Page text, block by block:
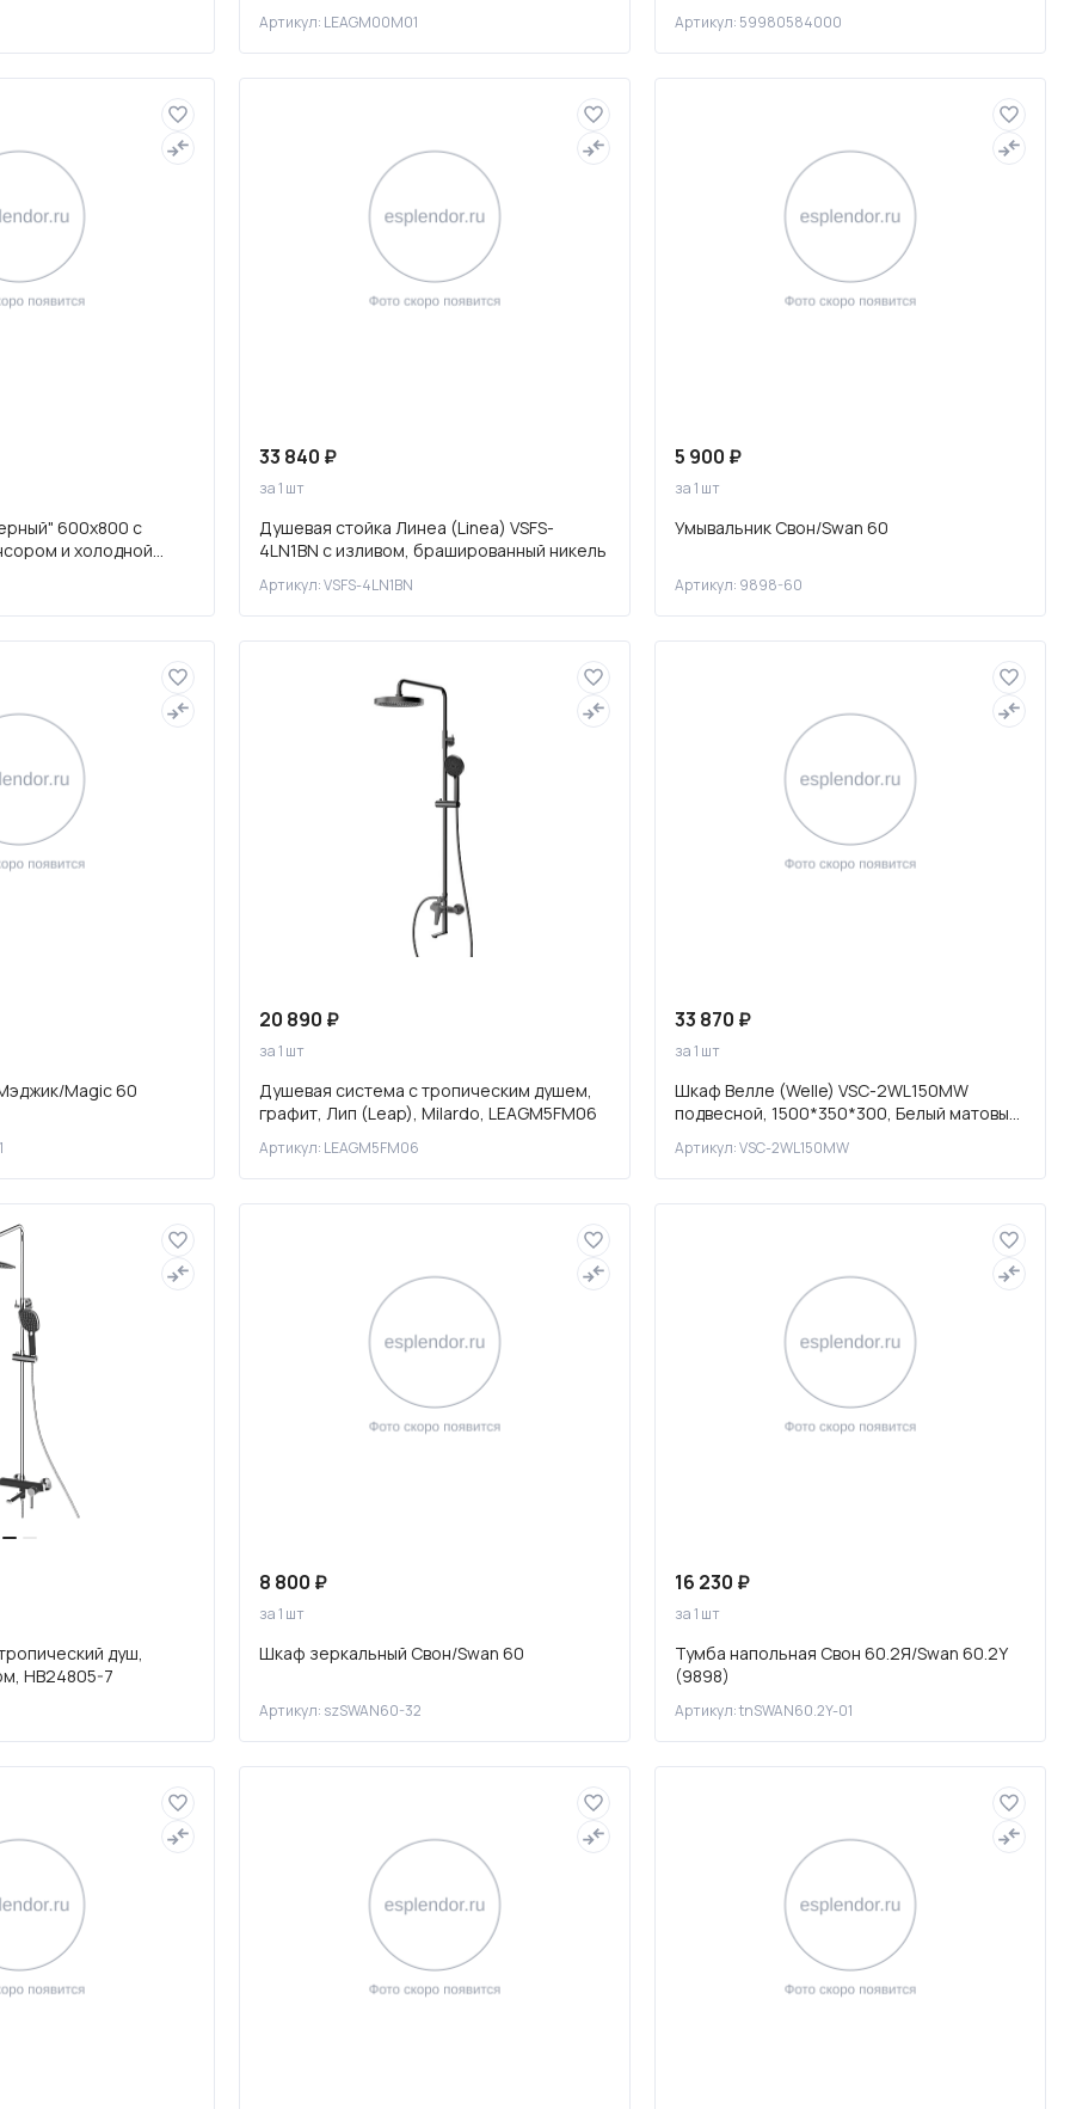
Артикул: LEAGM00M01 Артикул: 59980584000
600х800 с
и холодной
33 840 ₽
за 1 шт
Душевая стойка Линеа (Linea) VSFS-
4LN1BN с изливом, брашированный никель
Артикул: VSFS-4LN1BN
5 900 ₽
за 1 шт
Умывальник Свон/Swan 60
Артикул: 9898-60
Magic 60
20 890 ₽
за 1 шт
Душевая система с тропическим душем,
графит, Лип (Leap), Milardo, LEAGM5FM06
Артикул: LEAGM5FM06
33 870 ₽
за 1 шт
Шкаф Велле (Welle) VSC-2WL150MW
подвесной, 1500*350*300, Белый матовый
Артикул: VSC-2WL150MW
душ,
HB24805-7
8 800 ₽
за 1 шт
Шкаф зеркальный Свон/Swan 60
Артикул: szSWAN60-32
16 230 ₽
за 1 шт
Тумба напольная Свон 60.2Я/Swan 60.2Y
(9898)
Артикул: tnSWAN60.2Y-01